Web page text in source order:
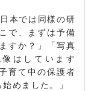
本では同様の研
で、まずは予備
すか？」「写真
はしています
育て中の保護者
めました。」